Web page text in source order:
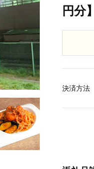
円分】
決済方法